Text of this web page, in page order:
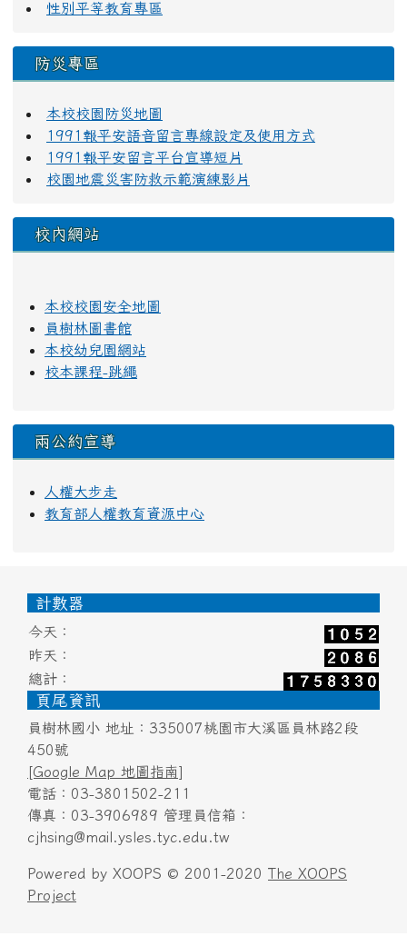
性別平等教育專區
防災專區
本校校園防災地圖
1991報平安語音留言專線設定及使用方式
1991報平安留言平台宣導短片
校園地震災害防救示範演練影片
校內網站
本校校園安全地圖
員樹林圖書館
本校幼兒園網站
校本課程-跳繩
兩公約宣導
人權大步走
教育部人權教育資源中心
頁尾區域內容
計數器
今天：
昨天：
總計：
頁尾資訊
員樹林國小 地址：335007桃園市大溪區員林路2段
450號
[Google Map 地圖指南]
電話：03-3801502-211
傳真：03-3906989 管理員信箱：
cjhsing@mail.ysles.tyc.edu.tw
Powered by XOOPS © 2001-2020 The XOOPS
Project